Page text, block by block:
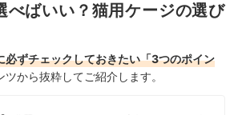
べばいい？猫用ケージの選び
必ずチェックしておきたい「3つのポイン
から抜粋してご紹介します。